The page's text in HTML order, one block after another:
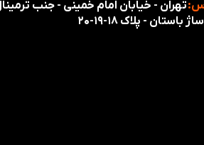
تهران - خیابان امام خمینی - جنب
باستان - پلاک ۱۸-۱۹-۲۰